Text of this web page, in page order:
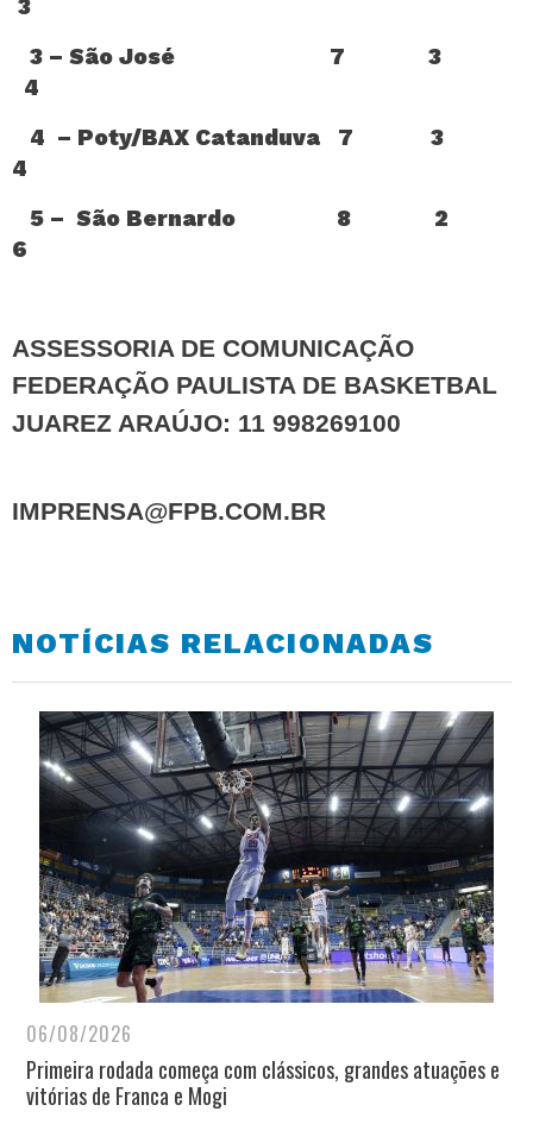
3
3 – São José 7 3
4
4 – Poty/BAX Catanduva 7 3
4
5 – São Bernardo 8 2
6
ASSESSORIA DE COMUNICAÇÃO
FEDERAÇÃO PAULISTA DE BASKETBAL
JUAREZ ARAÚJO: 11 998269100
IMPRENSA@FPB.COM.BR
NOTÍCIAS RELACIONADAS
06/08/2026
Primeira rodada começa com clássicos, grandes atuações e
vitórias de Franca e Mogi